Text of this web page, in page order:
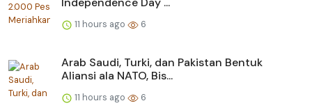
11 hours ago 6
Arab Saudi, Turki, dan Pakistan Bentuk
Aliansi ala NATO, Bis...
11 hours ago 6